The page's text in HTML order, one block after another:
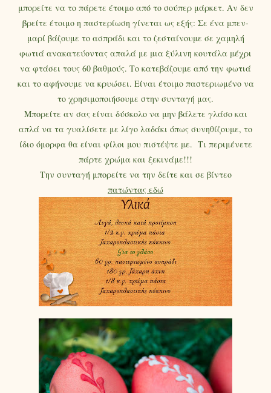
μπορείτε να το πάρετε έτοιμο από το σούπερ μάρκετ. Αν δεν
βρείτε έτοιμο η παστερίωση γίνεται ως εξής: Σε ένα μπεν-
μαρί βάζουμε το ασπράδι και το ζεσταίνουμε σε χαμηλή
φωτιά ανακατεύοντας απαλά με μια ξύλινη κουτάλα μέχρι
να φτάσει τους 60 βαθμούς. Το κατεβάζουμε από την φωτιά
και το αφήνουμε να κρυώσει. Είναι έτοιμο παστεριωμένο να
το χρησιμοποιήσουμε στην συνταγή μας.
Μπορείτε αν σας είναι δύσκολο να μην βάλετε γλάσο και
απλά να τα γυαλίσετε με λίγο λαδάκι όπως συνηθίζουμε, το
ίδιο όμορφα θα είναι φίλοι μου πιστέψτε με. Τι περιμένετε
πάρτε χρώμα και ξεκινάμε!!!
Την συνταγή μπορείτε να την δείτε και σε βίντεο
πατώντας εδώ